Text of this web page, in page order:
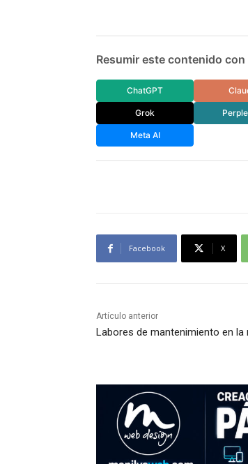
Resumir este contenido
ChatGPT
Grok
Meta AI
Facebook X
Artículo anterior
Labores de mantenimiento en la